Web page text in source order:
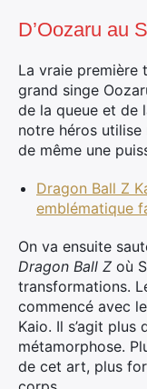
D’Oozaru au
La vraie première
grand singe
de la queue et de
notre héros
de même une
Dragon Ball Z
emblématique
On va ensuite
Dragon Ball Z où
transformations.
commencé avec
Kaio. Il s’agit plus
métamorphose.
de cet art, plus